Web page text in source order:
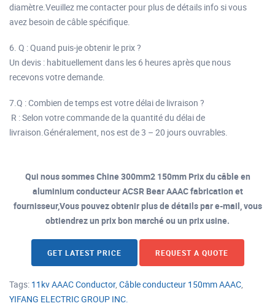
diamètre.Veuillez me contacter pour plus de détails info si vous
avez besoin de câble spécifique.
6. Q : Quand puis-je obtenir le prix ?
Un devis : habituellement dans les 6 heures après que nous
recevons votre demande.
7.Q : Combien de temps est votre délai de livraison ?
R : Selon votre commande de la quantité du délai de
livraison.Généralement, nos est de 3 – 20 jours ouvrables.
Qui nous sommes Chine 300mm2 150mm Prix du câble en
aluminium conducteur ACSR Bear AAAC fabrication et
fournisseur,Vous pouvez obtenir plus de détails par e-mail, vous
obtiendrez un prix bon marché ou un prix usine.
GET LATEST PRICE REQUEST A QUOTE
Tags: 11kv AAAC Conductor, Câble conducteur 150mm AAAC
YIFANG ELECTRIC GROUP INC.